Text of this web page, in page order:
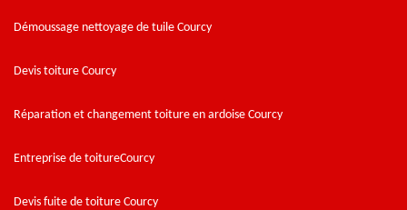
Démoussage nettoyage de tuile Courcy
Devis toiture Courcy
Réparation et changement toiture en ardoise Courcy
Entreprise de toitureCourcy
Devis fuite de toiture Courcy